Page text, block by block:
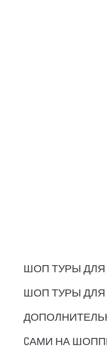
ШОП ТУРЫ ДЛЯ
ШОП ТУРЫ ДЛЯ
CАМИ НА